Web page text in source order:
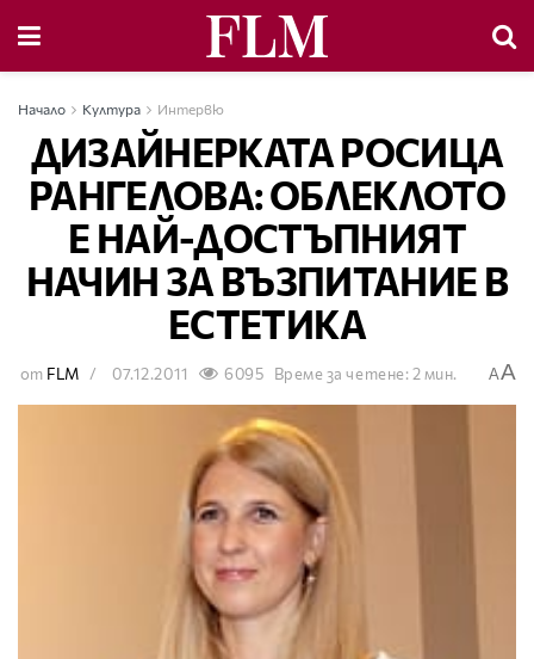
Начало Култура Интервю
ДИЗАЙНЕРКАТА РОСИЦА
РАНГЕЛОВА: ОБЛЕКЛОТО
Е НАЙ-ДОСТЪПНИЯТ
НАЧИН ЗА ВЪЗПИТАНИЕ В
ЕСТЕТИКА
от FLM 07.12.2011 6095 Време за четене: 2 мин. AA